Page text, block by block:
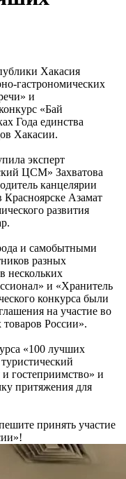
Хакасия
гастрономических
и
«Бай
Года единства
Хакасии.
эксперт
ЦСМ» Захватова
канцелярии
Красноярске Азамат
развития
и самобытными
разных
нескольких
и «Хранитель
конкурса были
на участие во
России».
«100 лучших
гостеприимство» и
притяжения для
принять участие